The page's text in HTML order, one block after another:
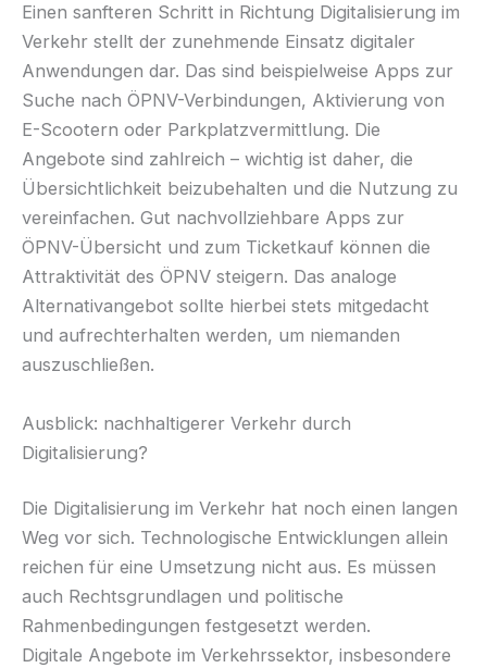
Einen sanfteren Schritt in Richtung Digitalisierung im
Verkehr stellt der zunehmende Einsatz digitaler
Anwendungen dar. Das sind beispielweise Apps zur
Suche nach ÖPNV-Verbindungen, Aktivierung von
E-Scootern oder Parkplatzvermittlung. Die
Angebote sind zahlreich – wichtig ist daher, die
Übersichtlichkeit beizubehalten und die Nutzung zu
vereinfachen. Gut nachvollziehbare Apps zur
ÖPNV-Übersicht und zum Ticketkauf können die
Attraktivität des ÖPNV steigern. Das analoge
Alternativangebot sollte hierbei stets mitgedacht
und aufrechterhalten werden, um niemanden
auszuschließen.
Ausblick: nachhaltigerer Verkehr durch
Digitalisierung?
Die Digitalisierung im Verkehr hat noch einen langen
Weg vor sich. Technologische Entwicklungen allein
reichen für eine Umsetzung nicht aus. Es müssen
auch Rechtsgrundlagen und politische
Rahmenbedingungen festgesetzt werden.
Digitale Angebote im Verkehrssektor, insbesondere